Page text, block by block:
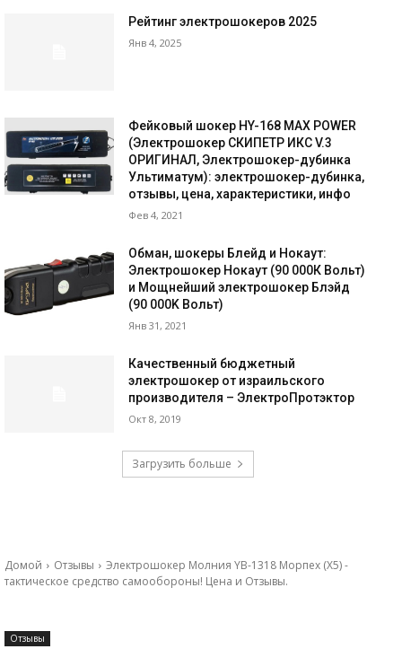
Рейтинг электрошокеров 2025
Янв 4, 2025
Фейковый шокер HY-168 MAX POWER
(Электрошокер СКИПЕТР ИКС V.3
ОРИГИНАЛ, Электрошокер-дубинка
Ультиматум): электрошокер-дубинка,
отзывы, цена, характеристики, инфо
Фев 4, 2021
Обман, шокеры Блейд и Нокаут:
Электрошокер Нокаут (90 000К Вольт)
и Мощнейший электрошокер Блэйд
(90 000K Вольт)
Янв 31, 2021
Качественный бюджетный
электрошокер от израильского
производителя – ЭлектроПротэктор
Окт 8, 2019
Загрузить больше